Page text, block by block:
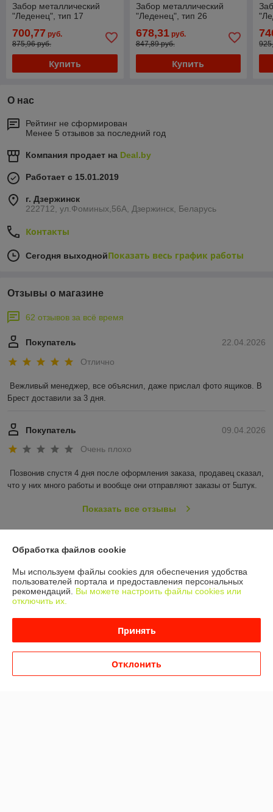
Забор металлический
"Леденец", тип 17
700,77 руб.
875,96 руб.
Купить
Забор металлический
"Леденец", тип 26
678,31руб.
847,89 руб.
Купить
О нас
Рейтинг не сформирован
Менее 5 отзывов за последний год
Компания продает на Deal.by
Работает с 15.01.2019
г. Дзержинск
222712, ул.Фоминых,56А, Дзержинск, Беларусь
Контакты
Сегодня выходнойПоказать весь график работы
Отзывы о магазине
62 отзывов за всё время
22.04.2026
Покупатель
Отлично
Вежливый менеджер, все объяснил, даже прислал фото ящиков. В
Брест доставили за 3 дня.
09.04.2026
Покупатель
Очень плохо
Позвонив спустя 4 дня после оформления заказа, продавец сказал,
что у них много работы и вообще они отправляют заказы от 5штук.
Показать все отзывы
О нас
Контакты
Обработка файлов cookie
Мы используем файлы cookies для обеспечения удобства
пользователей портала и предоставления персональных
рекомендаций. Вы можете настроить файлы cookies или
отключить их.
Принять
Отклонить